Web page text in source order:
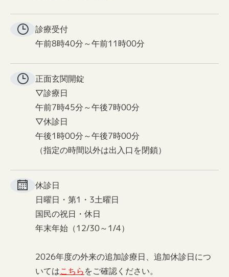
診療受付
午前8時40分～午前11時00分
正面玄関開錠
▽診療日
午前7時45分～午後7時00分
▽休診日
午後1時00分～午後7時00分
（指定の時間以外は出入口を閉鎖）
休診日
日曜日・第1・3土曜日
国民の祝日・休日
年末年始（12/30～1/4）
2026年度の外来の追加診療日、追加休診日につ
いてはこちらをご確認ください。